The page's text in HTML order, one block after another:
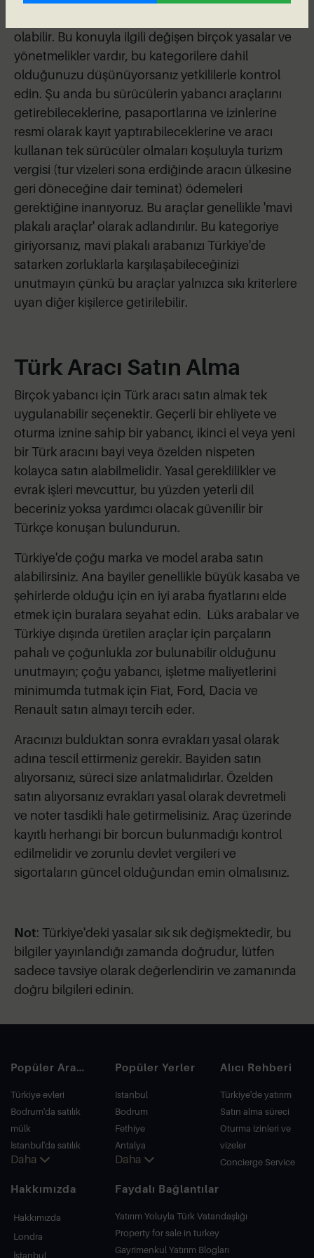
olabilir. Bu konuyla ilgili değişen birçok yasalar ve
yönetmelikler vardır, bu kategorilere dahil
olduğunuzu düşünüyorsanız yetkililerle kontrol
edin. Şu anda bu sürücülerin yabancı araçlarını
getirebileceklerine, pasaportlarına ve izinlerine
resmi olarak kayıt yaptırabileceklerine ve aracı
kullanan tek sürücüler olmaları koşuluyla turizm
vergisi (tur vizeleri sona erdiğinde aracın ülkesine
geri döneceğine dair teminat) ödemeleri
gerektiğine inanıyoruz. Bu araçlar genellikle 'mavi
plakalı araçlar' olarak adlandırılır. Bu kategoriye
giriyorsanız, mavi plakalı arabanızı Türkiye'de
satarken zorluklarla karşılaşabileceğinizi
unutmayın çünkü bu araçlar yalnızca sıkı kriterlere
uyan diğer kişilerce getirilebilir.
Türk Aracı Satın Alma
Birçok yabancı için Türk aracı satın almak tek
uygulanabilir seçenektir. Geçerli bir ehliyete ve
oturma iznine sahip bir yabancı, ikinci el veya yeni
bir Türk aracını bayi veya özelden nispeten
kolayca satın alabilmelidir. Yasal gereklilikler ve
evrak işleri mevcuttur, bu yüzden yeterli dil
beceriniz yoksa yardımcı olacak güvenilir bir
Türkçe konuşan bulundurun.
Türkiye'de çoğu marka ve model araba satın
alabilirsiniz. Ana bayiler genellikle büyük kasaba ve
şehirlerde olduğu için en iyi araba fiyatlarını elde
etmek için buralara seyahat edin. Lüks arabalar ve
Türkiye dışında üretilen araçlar için parçaların
pahalı ve çoğunlukla zor bulunabilir olduğunu
unutmayın; çoğu yabancı, işletme maliyetlerini
minimumda tutmak için Fiat, Ford, Dacia ve
Renault satın almayı tercih eder.
Aracınızı bulduktan sonra evrakları yasal olarak
adına tescil ettirmeniz gerekir. Bayiden satın
alıyorsanız, süreci size anlatmalıdırlar. Özelden
satın alıyorsanız evrakları yasal olarak devretmeli
ve noter tasdikli hale getirmelisiniz. Araç üzerinde
kayıtlı herhangi bir borcun bulunmadığı kontrol
edilmelidir ve zorunlu devlet vergileri ve
sigortaların güncel olduğundan emin olmalısınız.
Not: Türkiye'deki yasalar sık sık değişmektedir, bu
bilgiler yayınlandığı zamanda doğrudur, lütfen
sadece tavsiye olarak değerlendirin ve zamanında
doğru bilgileri edinin.
Popüler Aramalar
Türkiye evleri
Bodrum'da satılık
mülk
İstanbul'da satılık
daire
Bodrum Villası
Antalya'da satılık
Daha
Popüler Yerler
Istanbul
Bodrum
Fethiye
Antalya
Kalkan
Kas
Bursa
Gocek
Side
Daha
Alıcı Rehberi
Türkiye'de yatırım
Satın alma süreci
Oturma izinleri ve
vizeler
Concierge Service
Hakkımızda
Hakkımızda
Londra
İstanbul
Faydalı Bağlantılar
Yatırım Yoluyla Türk Vatandaşlığı
Property for sale in turkey
Gayrimenkul Yatırım Blogları